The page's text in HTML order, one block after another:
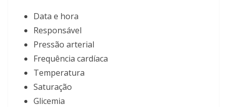
Data e hora
Responsável
Pressão arterial
Frequência cardíaca
Temperatura
Saturação
Glicemia